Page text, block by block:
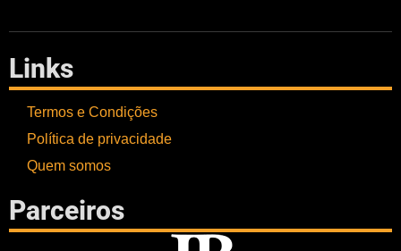
Links
Termos e Condições
Política de privacidade
Quem somos
Parceiros